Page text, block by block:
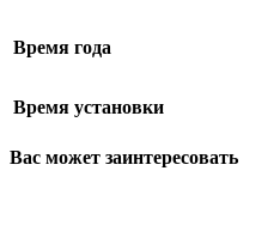
Время года
Время установки
Вас может заинтересовать